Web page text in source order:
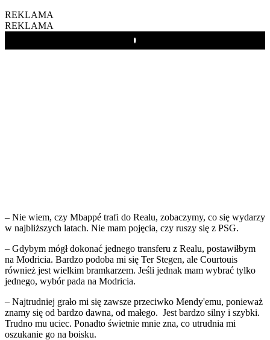
REKLAMA
REKLAMA
Play
– Nie wiem, czy Mbappé trafi do Realu, zobaczymy, co się wydarzy
w najbliższych latach. Nie mam pojęcia, czy ruszy się z PSG.
– Gdybym mógł dokonać jednego transferu z Realu, postawiłbym
na Modricia. Bardzo podoba mi się Ter Stegen, ale Courtouis
również jest wielkim bramkarzem. Jeśli jednak mam wybrać tylko
jednego, wybór pada na Modricia.
– Najtrudniej grało mi się zawsze przeciwko Mendy'emu, ponieważ
znamy się od bardzo dawna, od małego. Jest bardzo silny i szybki.
Trudno mu uciec. Ponadto świetnie mnie zna, co utrudnia mi
oszukanie go na boisku.